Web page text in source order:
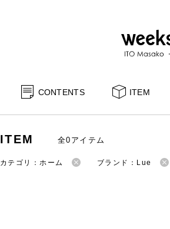
CONTENTS ITEM
ITEM 全0アイテム
カテゴリ：ホーム ブランド：Lue